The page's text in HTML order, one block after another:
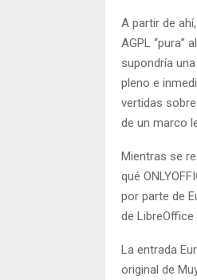
A partir de
AGPL “pura”
supondría
pleno e
vertidas
de un marco
Mientras se
qué
por parte de
de
La entrada
original de